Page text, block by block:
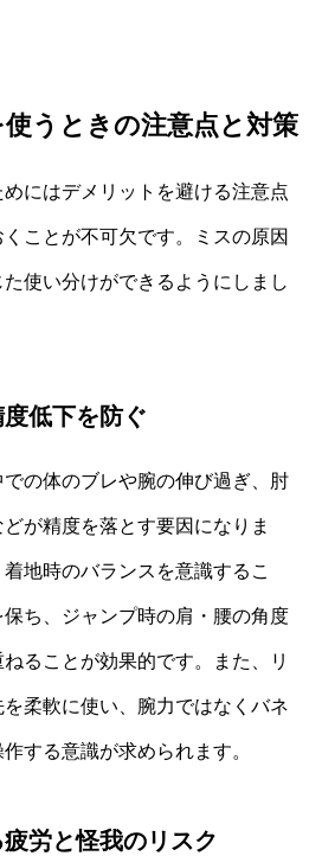
うときの注意点と対策
にはデメリットを避ける注意点
ことが不可欠です。ミスの原因
使い分けができるようにしまし
低下を防ぐ
の体のブレや腕の伸び過ぎ、肘
が精度を落とす要因になりま
地時のバランスを意識するこ
ち、ジャンプ時の肩・腰の角度
ることが効果的です。また、リ
柔軟に使い、腕力ではなくバネ
する意識が求められます。
労と怪我のリスク